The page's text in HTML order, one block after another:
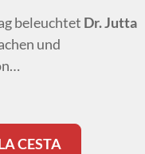
beleuchtet Dr. Jutta
und
bei Pferden.
CESTA